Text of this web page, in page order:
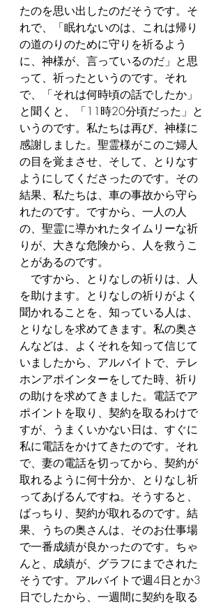
たのを思い出したのだそうです。そ
れで、「眠れないのは、これは帰り
の道のりのために守りを祈るよう
に、神様が、言っているのだ」と思
って、祈ったというのです。それ
で、「それは何時頃の話でしたか」
と聞くと、「11時20分頃だった」と
いうのです。私たちは再び、神様に
感謝しました。聖霊様がこのご婦人
の目を覚まさせ、そして、とりなす
ようにしてくださったのです。その
結果、私たちは、車の事故から守ら
れたのです。ですから、一人の人
の、聖霊に導かれたタイムリーな祈
りが、大きな危険から、人を救うこ
とがあるのです。
ですから、とりなしの祈りは、人
を助けます。とりなしの祈りがよく
聞かれることを、知っている人は、
とりなしを求めてきます。私の奥さ
んなどは、よくそれを知って信じて
いましたから、アルバイトで、テレ
ホンアポインターをしてた時、祈り
の助けを求めてきました。電話でア
ポイントを取り、契約を取るわけで
すが、うまくいかない日は、すぐに
私に電話をかけてきたのです。それ
で、妻の電話を切ってから、契約が
取れるように何十分か、とりなし祈
ってあげるんですね。そうすると、
ばっちり、契約が取れるのです。結
果、うちの奥さんは、そのお仕事場
で一番成績が良かったのです。ちゃ
んと、成績が、グラフにまでされた
そうです。アルバイトで週4日とか3
日でしたから、一週間に契約を取る